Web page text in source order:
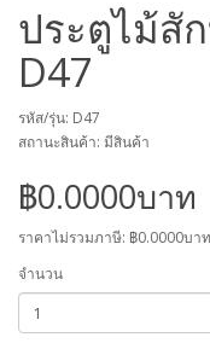
ประตูไม้สั
D47
รหัส/รุ่น: D47
สถานะสินค้า: มีสินค้า
฿0.0000บาท
ราคาไม่รวมภาษี: ฿0.0000บาท
จำนวน